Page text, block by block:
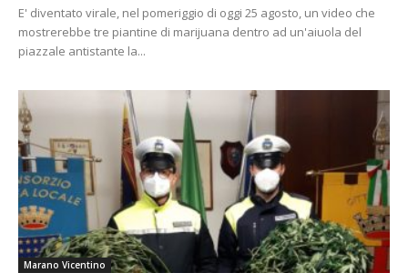
E' diventato virale, nel pomeriggio di oggi 25 agosto, un video che
mostrerebbe tre piantine di marijuana dentro ad un'aiuola del
piazzale antistante la...
Marano Vicentino